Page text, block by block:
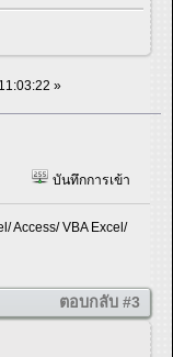
»
บันทึกการเข้า
Access/ VBA Excel/
ตอบกลับ #3